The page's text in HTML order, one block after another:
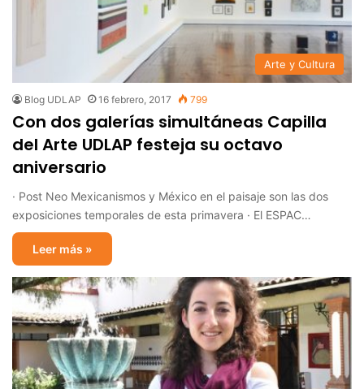
Arte y Cultura
Blog UDLAP 16 febrero, 2017 799
Con dos galerías simultáneas Capilla
del Arte UDLAP festeja su octavo
aniversario
· Post Neo Mexicanismos y México en el paisaje son las dos
exposiciones temporales de esta primavera · El ESPAC…
Leer más »